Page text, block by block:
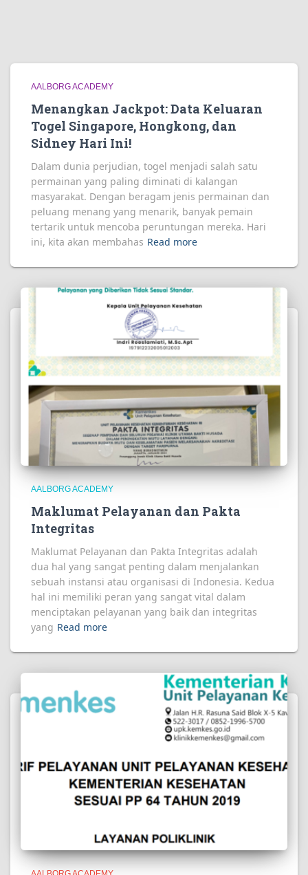
AALBORG ACADEMY
Menangkan Jackpot: Data Keluaran
Togel Singapore, Hongkong, dan
Sidney Hari Ini!
Dalam dunia perjudian, togel menjadi salah satu
permainan yang paling diminati di kalangan
masyarakat. Dengan beragam jenis permainan dan
peluang menang yang menarik, banyak pemain
tertarik untuk mencoba peruntungan mereka. Hari
ini, kita akan membahas Read more
AALBORG ACADEMY
Maklumat Pelayanan dan Pakta
Integritas
Maklumat Pelayanan dan Pakta Integritas adalah
dua hal yang sangat penting dalam menjalankan
sebuah instansi atau organisasi di Indonesia. Kedua
hal ini memiliki peran yang sangat vital dalam
menciptakan pelayanan yang baik dan integritas
yang Read more